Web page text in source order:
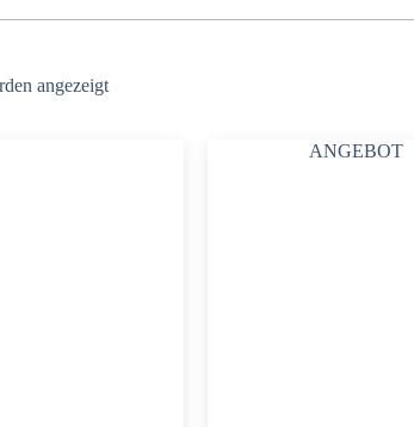
angezeigt
ANGEBOT